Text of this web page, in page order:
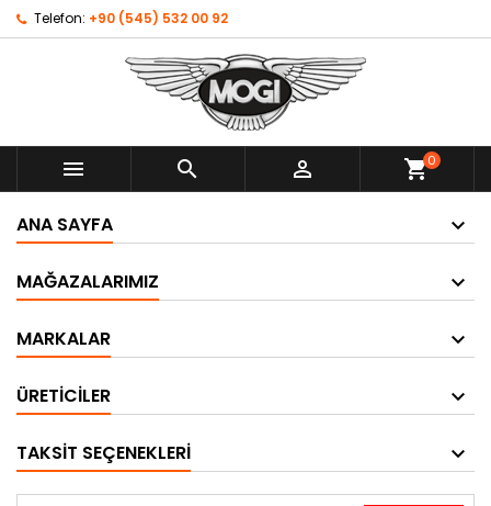
Telefon: +90 (545) 532 00 92
   shopping_cart0
ANA SAYFA
MAĞAZALARIMIZ
MARKALAR
ÜRETICILER
TAKSIT SEÇENEKLERI